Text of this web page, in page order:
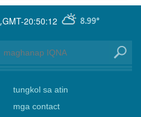
GMT-20:50:12 8.99°
,
tungkol sa atin
mga contact